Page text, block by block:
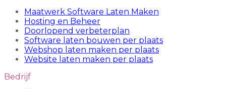
Maatwerk Software Laten Maken
Hosting en Beheer
Doorlopend verbeterplan
Software laten bouwen per plaats
Webshop laten maken per plaats
Website laten maken per plaats
Bedrijf